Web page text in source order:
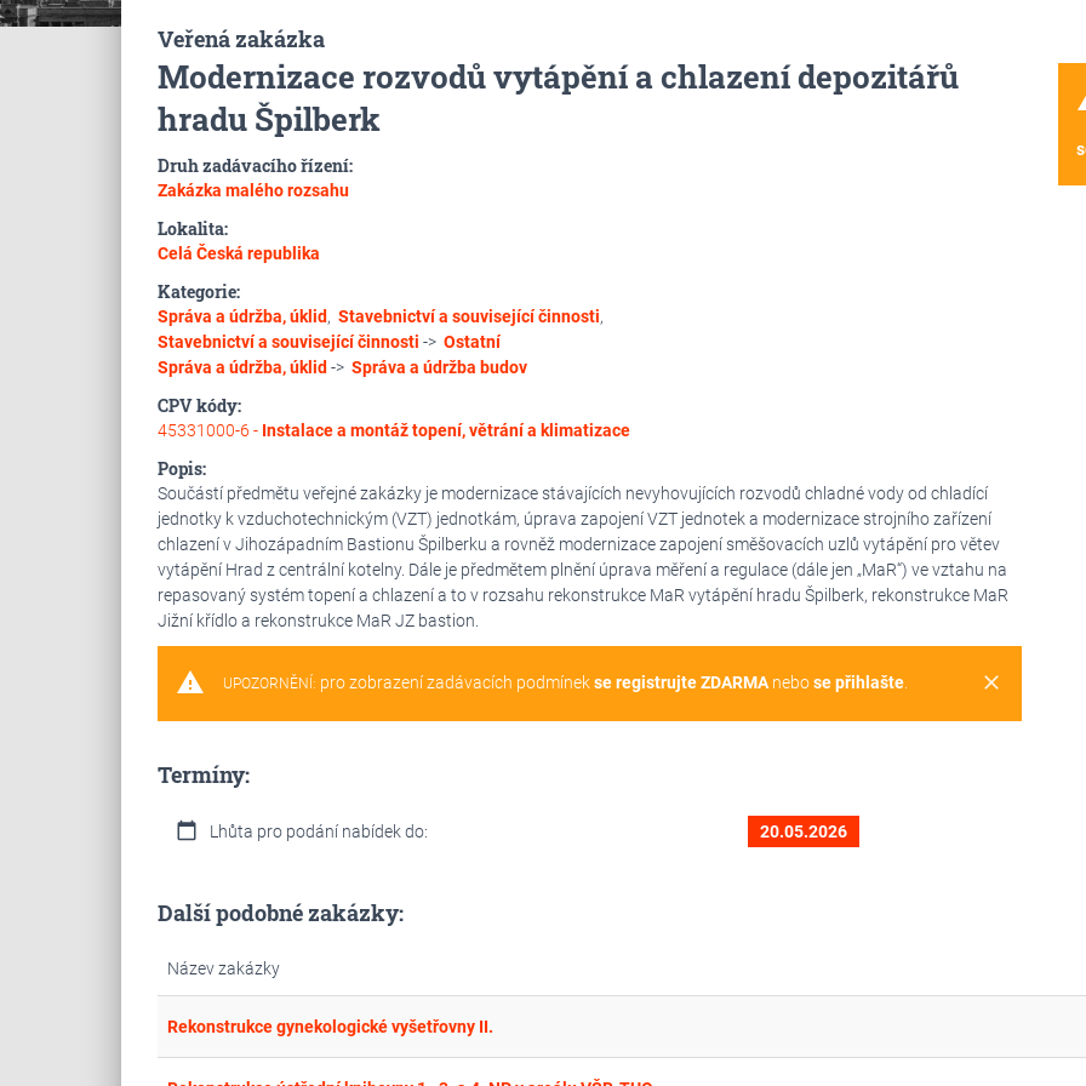
Veřená zakázka
Modernizace rozvodů vytápění a chlazení depozitářů
hradu Špilberk
Druh zadávacího řízení:
Zakázka malého rozsahu
Lokalita:
Celá Česká republika
Kategorie:
Správa a údržba, úklid, Stavebnictví a související činnosti,
Stavebnictví a související činnosti -> Ostatní
Správa a údržba, úklid -> Správa a údržba budov
CPV kódy:
45331000-6 - Instalace a montáž topení, větrání a klimatizace
Popis:
Součástí předmětu veřejné zakázky je modernizace stávajících nevyhovujících rozvodů chladné vody od chladící
jednotky k vzduchotechnickým (VZT) jednotkám, úprava zapojení VZT jednotek a modernizace strojního zařízení
chlazení v Jihozápadním Bastionu Špilberku a rovněž modernizace zapojení směšovacích uzlů vytápění pro větev
vytápění Hrad z centrální kotelny. Dále je předmětem plnění úprava měření a regulace (dále jen „MaR“) ve vztahu na
repasovaný systém topení a chlazení a to v rozsahu rekonstrukce MaR vytápění hradu Špilberk, rekonstrukce MaR
Jižní křídlo a rekonstrukce MaR JZ bastion.
warning clear
UPOZORNĚNÍ: pro zobrazení zadávacích podmínekse registrujte ZDARMAnebose přihlašte.
Termíny:
calendar_today Lhůta pro podání nabídek do: 20.05.2026
Další podobné zakázky:
Název zakázky
Rekonstrukce gynekologické vyšetřovny II.